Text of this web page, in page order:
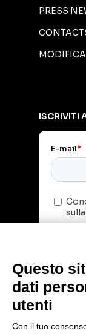
PRESS
MODIFICA
ISCRIVITI
Questo
dati
utenti
Con il tuo